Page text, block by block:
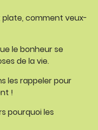
plate, comment veux-
le bonheur se
de la vie.
les rappeler pour
!
pourquoi les